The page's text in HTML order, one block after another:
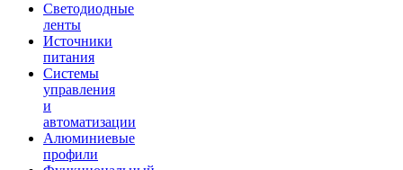
Светодиодные
ленты
Источники
питания
Системы
управления
и
автоматизации
Алюминиевые
профили